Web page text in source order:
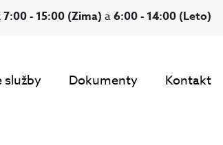
7:00 - 15:00 (Zima) a6:00 - 14:00 (Leto)
služby Dokumenty Kontakt